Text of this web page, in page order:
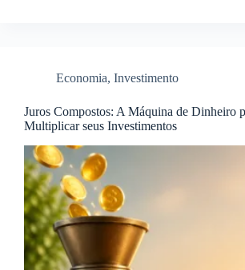
Economia, Investimento
Juros Compostos: A Máquina de Dinheiro
Multiplicar seus Investimentos